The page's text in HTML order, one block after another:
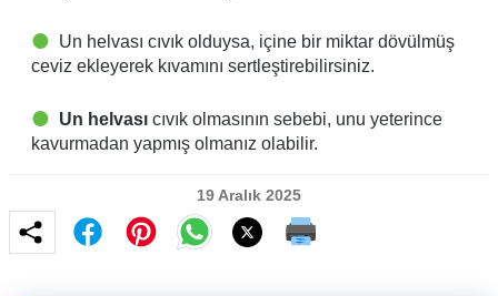
Un helvası cıvık olduysa, içine bir miktar dövülmüş
ceviz ekleyerek kıvamını sertleştirebilirsiniz.
Un helvası cıvık olmasının sebebi, unu yeterince
kavurmadan yapmış olmanız olabilir.
19 Aralık 2025